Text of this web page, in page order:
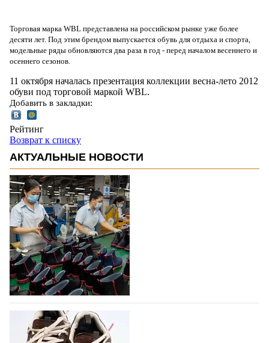
Торговая марка WBL представлена на российском рынке уже более
десяти лет. Под этим брендом выпускается обувь для отдыха и спорта,
модельные ряды обновляются два раза в год - перед началом весеннего и
осеннего сезонов.
11 октября началась презентация коллекции весна-лето 2012
обуви под торговой маркой WBL.
Добавить в закладки:
Рейтинг
Возврат к списку
АКТУАЛЬНЫЕ НОВОСТИ
Объем мирового производства обуви в
2025 году практически не увеличился